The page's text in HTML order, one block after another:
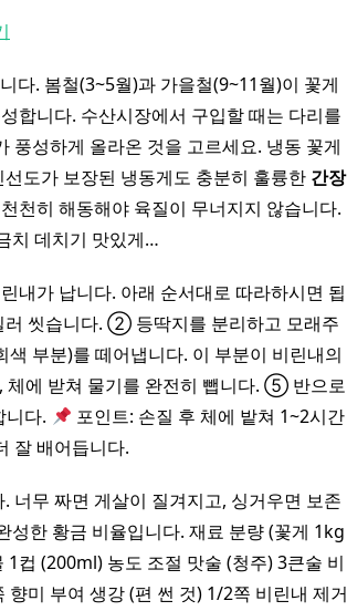
다. 봄철(3~5월)과 가을철(9~11월)이 꽃게
합니다. 수산시장에서 구입할 때는 다리를
풍성하게 올라온 것을 고르세요. 냉동 꽃게
도가 보장된 냉동게도 충분히 훌륭한 간장
천히 해동해야 육질이 무너지지 않습니다.
치 데치기 맛있게…
내가 납니다. 아래 순서대로 따라하시면 됩
씻습니다. ② 등딱지를 분리하고 모래주
부분)를 떼어냅니다. 이 부분이 비린내의
에 받쳐 물기를 완전히 뺍니다. ⑤ 반으로
니다.
포인트: 손질 후 체에 밭쳐 1~2시간
잘 배어듭니다.
너무 짜면 게살이 질겨지고, 싱거우면 보존
성한 황금 비율입니다. 재료 분량 (꽃게 1kg
컵 (200ml) 농도 조절 맛술 (청주) 3큰술 비
미 부여 생강 (편 썬 것) 1/2쪽 비린내 제거